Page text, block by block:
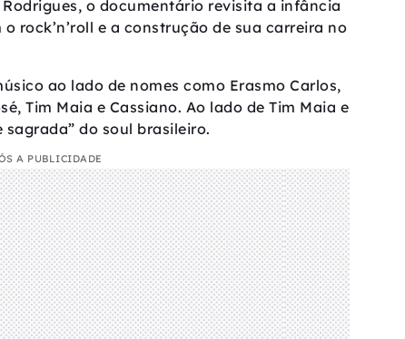
o documentário revisita a infância
rock’n’roll e a construção de sua carreira no
ao lado de nomes como Erasmo Carlos,
Tim Maia e Cassiano. Ao lado de Tim Maia e
do soul brasileiro.
A PUBLICIDADE